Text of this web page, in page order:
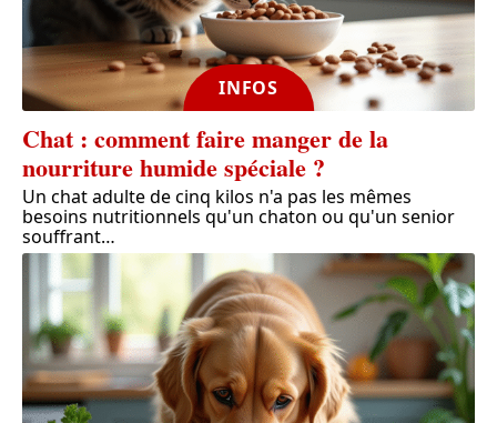
INFOS
Chat : comment faire manger de la
nourriture humide spéciale ?
Un chat adulte de cinq kilos n'a pas les mêmes
besoins nutritionnels qu'un chaton ou qu'un senior
souffrant…